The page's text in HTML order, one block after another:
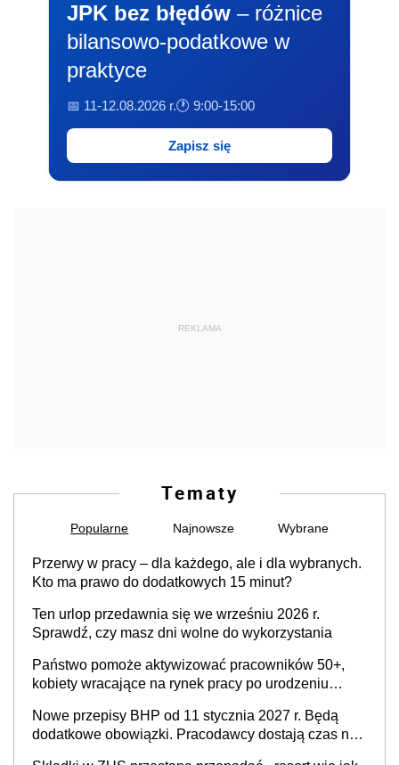
JPK bez błędów – różnice
bilansowo-podatkowe w
praktyce
📅 11-12.08.2026 r.🕐 9:00-15:00
Zapisz się
REKLAMA
Tematy
Popularne Najnowsze Wybrane
Przerwy w pracy – dla każdego, ale i dla wybranych.
Kto ma prawo do dodatkowych 15 minut?
Ten urlop przedawnia się we wrześniu 2026 r.
Sprawdź, czy masz dni wolne do wykorzystania
Państwo pomoże aktywizować pracowników 50+,
kobiety wracające na rynek pracy po urodzeniu
neuroatypowe. Powstanie Fundusz na rzecz
Inkluzywności w Zatrudnianiu?
Nowe przepisy BHP od 11 stycznia 2027 r. Będą
dodatkowe obowiązki. Pracodawcy dostają czas na